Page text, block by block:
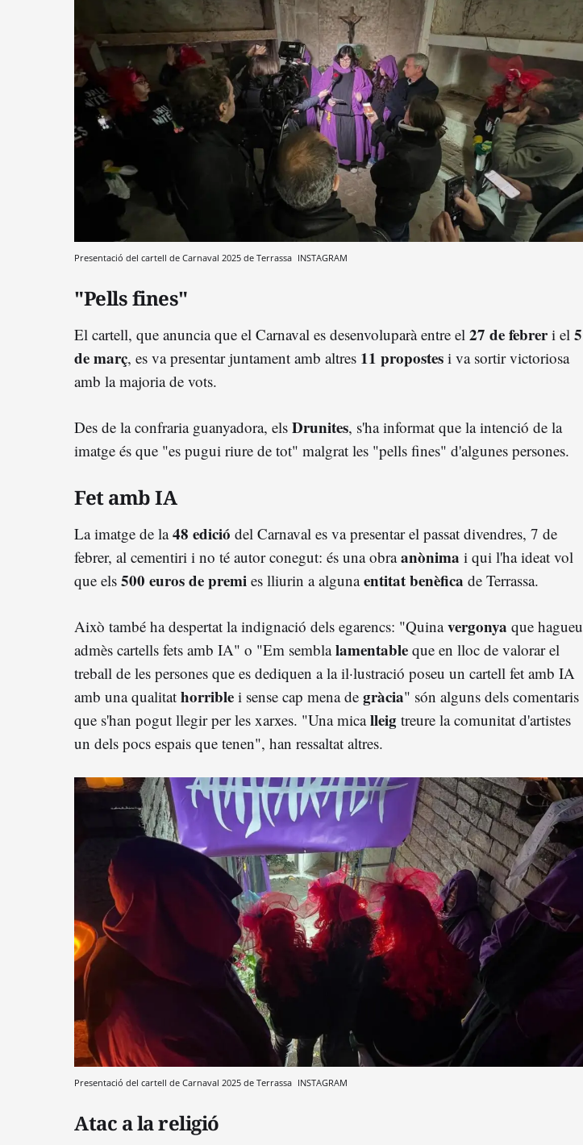
Presentació del cartell de Carnaval 2025 de Terrassa INSTAGRAM
"Pells fines"
El cartell, que anuncia que el Carnaval es desenvoluparà entre el 27 de febreri el 5
de març, es va presentar juntament amb altres 11 propostes i va sortir victoriosa
amb la majoria de vots.
Des de la confraria guanyadora, els Drunites, s'ha informat que la intenció de la
imatge és que "es pugui riure de tot" malgrat les "pells fines" d'algunes persones.
Fet amb IA
La imatge de la48 edició del Carnaval es va presentar el passat divendres, 7 de
febrer, al cementiri i no té autor conegut: és una obraanònima i qui l'ha ideat vol
que els 500 euros de premi es lliurin a algunaentitat benèfica de Terrassa.
Això també ha despertat la indignació dels egarencs: "Quinavergonya que hagueu
admès cartells fets amb IA" o "Em semblalamentable que en lloc de valorar el
treball de les persones que es dediquen a la il·lustració poseu un cartell fet amb IA
amb una qualitat horrible i sense cap mena de gràcia" són alguns dels comentaris
que s'han pogut llegir per les xarxes. "Una micalleig treure la comunitat d'artistes
un dels pocs espais que tenen", han ressaltat altres.
Presentació del cartell de Carnaval 2025 de Terrassa INSTAGRAM
Atac a la religió